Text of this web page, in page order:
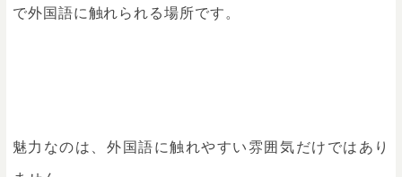
で外国語に触れられる場所です。
魅力なのは、外国語に触れやすい雰囲気だけではあり